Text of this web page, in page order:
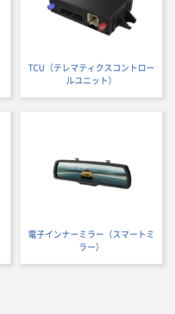
TCU（テレマティクスコントロー
ルユニット）
電子インナーミラー（スマートミ
ラー）